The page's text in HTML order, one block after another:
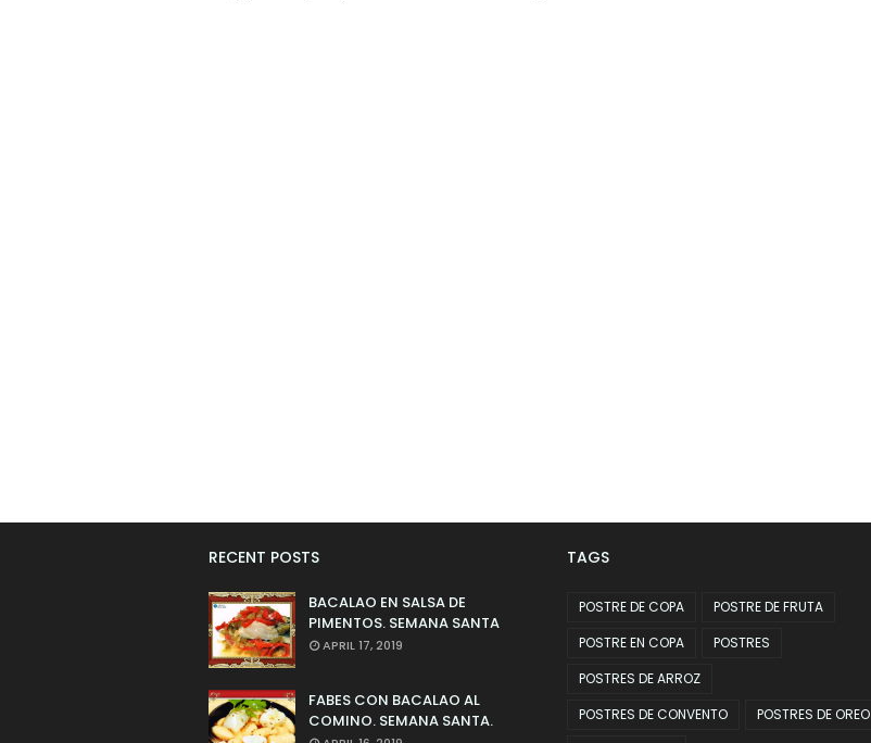
RECENT POSTS
BACALAO EN SALSA DE
PIMENTOS. SEMANA SANTA
APRIL 17, 2019
FABES CON BACALAO AL
COMINO. SEMANA SANTA.
TAGS
POSTRE DE COPA
POSTRE DE FRUTA
POSTRE EN COPA
POSTRES
POSTRES DE ARROZ
POSTRES DE CONVENTO
POSTRES DE OREO